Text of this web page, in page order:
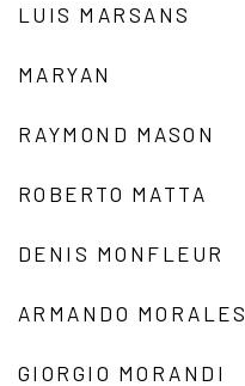
LUIS MARSANS
MARYAN
RAYMOND MASON
ROBERTO MATTA
DENIS MONFLEUR
ARMANDO MORALES
GIORGIO MORANDI